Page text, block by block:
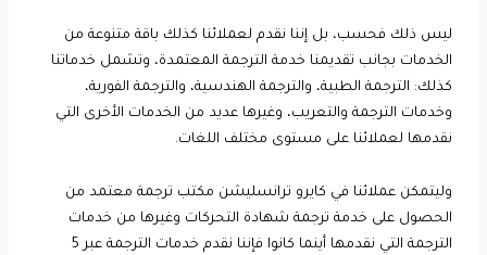
ليس ذلك فحسب، بل إننا نقدم لعملائنا كذلك باقة متنوعة من
الخدمات بجانب تقديمنا خدمة الترجمة المعتمدة، وتشمل خدماتنا
كذلك: الترجمة الطبية، والترجمة الهندسية، والترجمة الفورية،
وخدمات الترجمة والتعريب، وغيرها عديد من الخدمات الأخرى التي
نقدمها لعملائنا على مستوى مختلف اللغات.
وليتمكن عملائنا في كايرو ترانسليشن مكتب ترجمة معتمد من
الحصول على خدمة ترجمة شهادة التحركات وغيرها من خدمات
الترجمة التي نقدمها أينما كانوا فإننا نقدم خدمات الترجمة عبر 5